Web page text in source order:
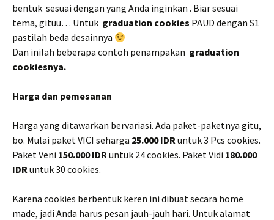
bentuk sesuai dengan yang Anda inginkan . Biar sesuai
tema, gituu… Untuk graduation cookies PAUD dengan S1
pastilah beda desainnya
Dan inilah beberapa contoh penampakan graduation
cookiesnya.
Harga dan pemesanan
Harga yang ditawarkan bervariasi. Ada paket-paketnya gitu,
bo. Mulai paket VICI seharga 25.000 IDRuntuk 3 Pcs cookies.
Paket Veni 150.000 IDRuntuk 24 cookies. Paket Vidi 180.000
IDRuntuk 30 cookies.
Karena cookies berbentuk keren ini dibuat secara home
made, jadi Anda harus pesan jauh-jauh hari. Untuk alamat